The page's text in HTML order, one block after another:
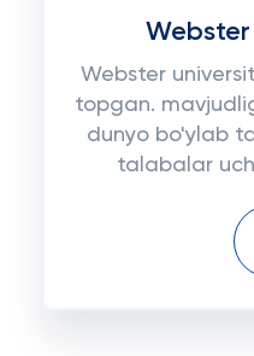
Webster
topgan.
dunyo bo'ylab
talabalar